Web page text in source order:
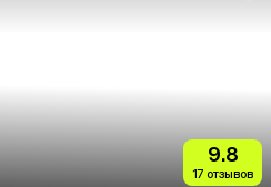
9.8
17 отзывов